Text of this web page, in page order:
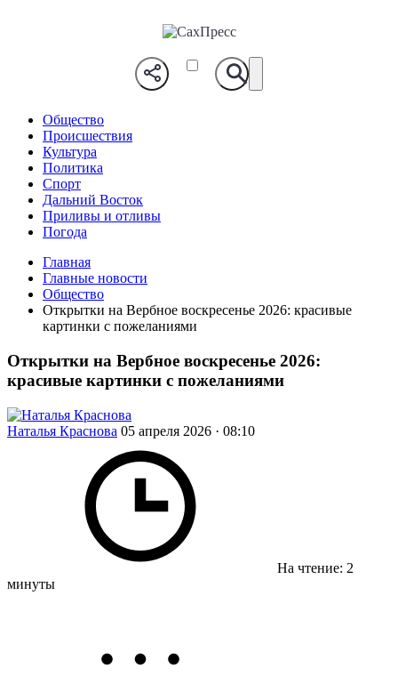
СахПресс
Общество
Происшествия
Культура
Политика
Спорт
Дальний Восток
Приливы и отливы
Погода
Главная
Главные новости
Общество
Открытки на Вербное воскресенье 2026: красивые
картинки с пожеланиями
Открытки на Вербное воскресенье 2026:
красивые картинки с пожеланиями
Наталья Краснова 05 апреля 2026 · 08:10
На чтение: 2
минуты